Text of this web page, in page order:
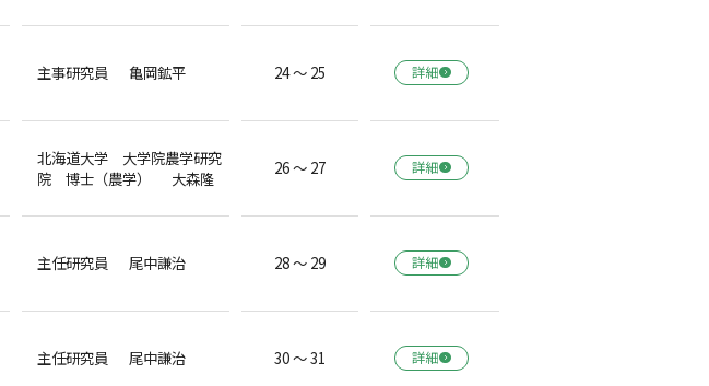
主事研究員 亀岡鉱平 24 ～ 25 詳細
北海道大学 大学院農学研究
院 博士（農学） 大森隆
26 ～ 27 詳細
主任研究員 尾中謙治 28 ～ 29 詳細
主任研究員 尾中謙治 30 ～ 31 詳細